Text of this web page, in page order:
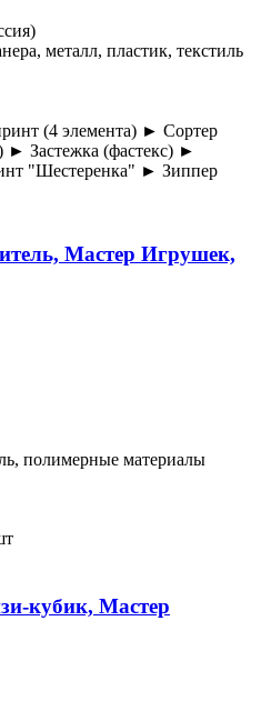
металл, пластик, текстиль
(4 элемента) ► Сортер
Застежка (фастекс) ►
"Шестеренка" ► Зиппер
Мастер Игрушек,
полимерные материалы
кубик, Мастер